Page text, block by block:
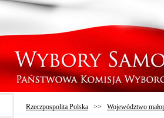
Rzeczpospolita Polska >> Województwo